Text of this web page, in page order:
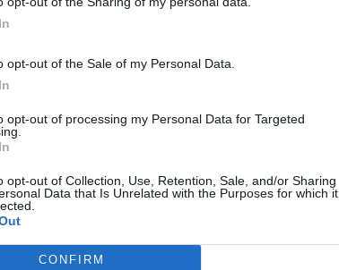
opt-out of the Sale of my Personal Data.
opt-out of processing my Personal Data for Targeted
opt-out of Collection, Use, Retention, Sale, and/or Sharing
Data that Is Unrelated with the Purposes for which it
CONFIRM
του παχέος εντέρου
ενήλικες μέσου κινδύνου ηλικίας
μέσου κινδύνου με
μια δοκιμασία
παχέος εντέρου σε συνεννόηση
τα οφέλη, τις βλάβες, το